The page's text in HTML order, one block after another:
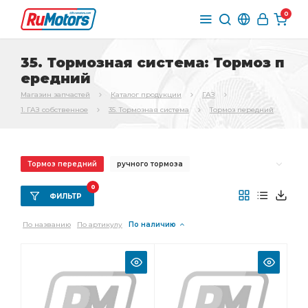
0
35. Тормозная система: Тормоз п
ередний
Магазин запчастей Каталог продукции
ГАЗ
1. ГАЗ собственное
35. Тормозная система Тормоз передний
Тормоз передний ручного тормоза
переднего тормоза
Трос ручного тормоза
стояночного тормоза Колодка тормоза
заднего тормоза
Тормоз задний главного цилиндра
тормоза ГАЗ-3307 вакуумного усилителя
ФИЛЬТР
0
По названию По артикулу По наличию